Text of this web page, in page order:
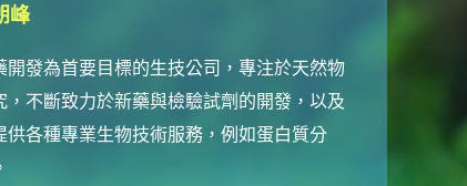
峰
開發為首要目標的生技公司，專注於天然物
，不斷致力於新藥與檢驗試劑的開發，以及
供各種專業生物技術服務，例如蛋白質分